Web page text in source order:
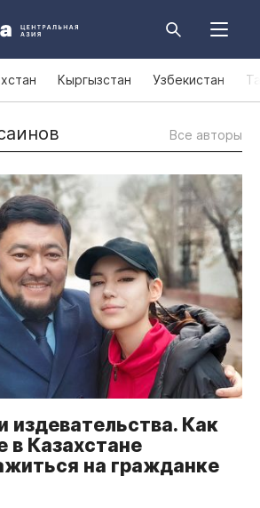
Кыргызстан Узбекистан
Все авторы
издевательства. Как
в Казахстане
на гражданке